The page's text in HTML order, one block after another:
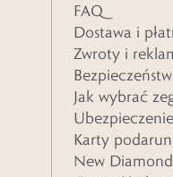
FAQ
Dostawa i
Zwroty i
Jak wybrać
Karty
New